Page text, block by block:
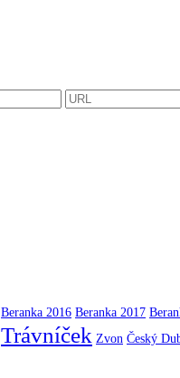
Beranka 2016 Beranka 2017
Trávníček Zvon Český